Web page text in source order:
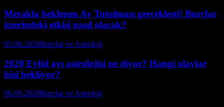
Merakla beklenen Ay Tutulması gerçekleşti! Burçlar
üzerindeki etkisi nasıl olacak?
05.06.2020Burçlar ve Astroloji
2020 Eylül ayı astrolojisi ne diyor? Hangi olaylar
bizi bekliyor?
06.09.2020Burçlar ve Astroloji